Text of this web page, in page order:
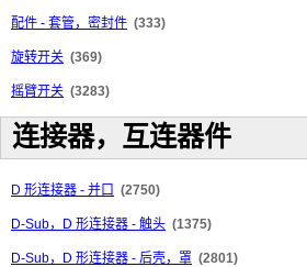
配件 - 套管，密封件 (333)
旋转开关 (369)
摇臂开关 (3283)
连接器，互连器件
D 形连接器 - 并口 (2750)
D-Sub，D 形连接器 - 触头 (1375)
D-Sub，D 形连接器 - 后壳，罩 (2801)